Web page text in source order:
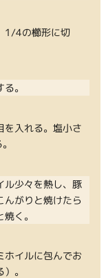
1/4の櫛形に切
。
を入れる。塩小さ
ル少々を熱し、豚
んがりと焼けたら
く。
ホイルに包んでお
。